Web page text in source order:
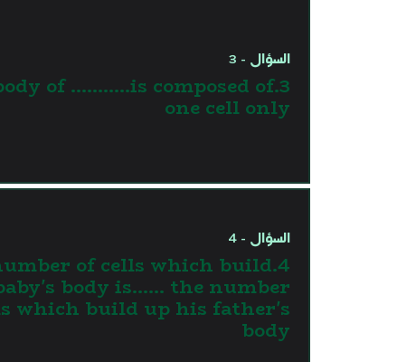
السؤال - 3
body of ………..is composed of
one cell only
السؤال - 4
number of cells which build
body is…... the number
which build up his father's
body